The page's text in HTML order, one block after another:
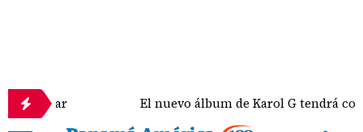
El nuevo álbum de Karol G tendrá